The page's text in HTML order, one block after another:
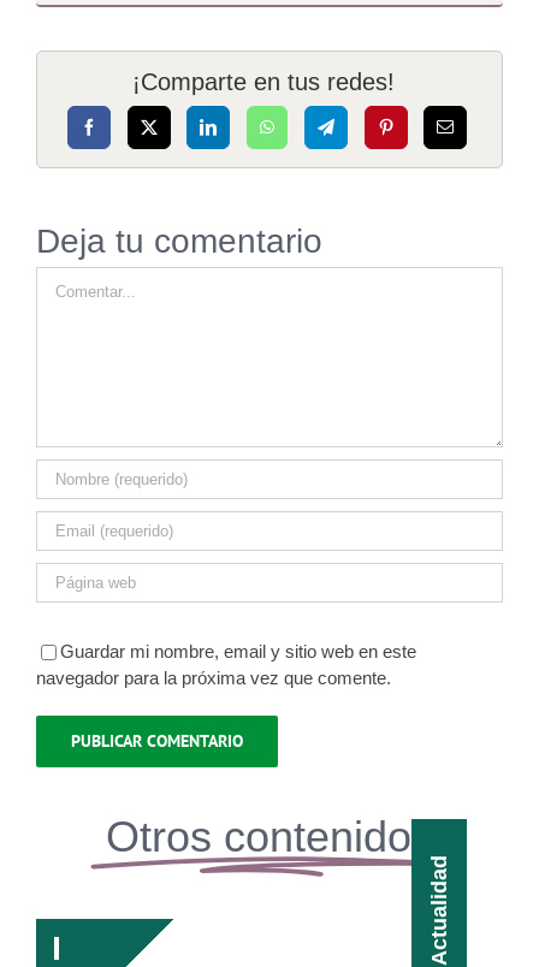
¡Comparte en tus redes!
Deja tu comentario
Guardar mi nombre, email y sitio web en este
navegador para la próxima vez que comente.
Otros contenidos
Actualidad